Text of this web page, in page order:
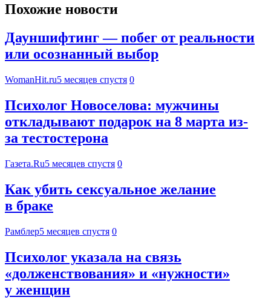
Похожие новости
Дауншифтинг — побег от реальности
или осознанный выбор
WomanHit.ru5 месяцев спустя 0
Психолог Новоселова: мужчины
откладывают подарок на 8 марта из-
за тестостерона
Газета.Ru5 месяцев спустя 0
Как убить сексуальное желание
в браке
Рамблер5 месяцев спустя 0
Психолог указала на связь
«долженствования» и «нужности»
у женщин